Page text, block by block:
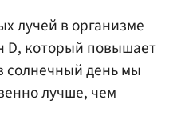
лучей в организме
D, который повышает
солнечный день мы
лучше, чем